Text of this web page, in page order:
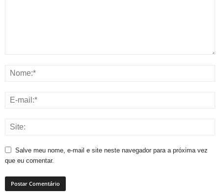
Salve meu nome, e-mail e site neste navegador para a próxima vez
que eu comentar.